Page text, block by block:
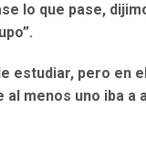
lo que pase,
estudiar, pero en
menos uno iba a